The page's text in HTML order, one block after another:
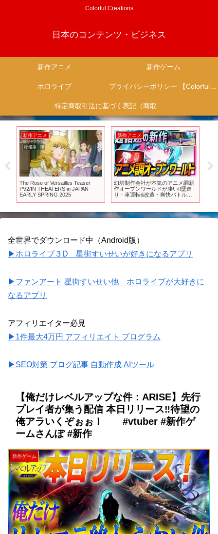
Colorful Creations
日本のコンテンツ・ビジネス
新作アニメ 新作ゲーム
ホロライブ プライバシーポリシー 【Colorful Creation】
特定商取引法に基づく表記（商取引に関する開示）
新作アニメ
The Rose of Versailles Teaser
PV2/IN THEATERS in JAPAN —
EARLY SPRING 2025
新作アニメ
幻塔制作会社が本気のアニメ調新
作オープンワールドが凄い!!壁走
り・車運転&改造・爽快バトル・
ゲ
全世界でダウンロード中（Android版）
▶ホロライブ３D 星街すいせいが好きになるアプリ
▶ファンアート 星街すいせい他 ホロライブが大好きに
なるアプリ
アフィリエイター必見
▶1件最大4万円 アフィリエイト プログラム
▶SEO対策 ブログ記事 自動作成 AIツール
【俺だけレベルアップな件：ARISE】先行
プレイ者が集う配信 本日リリース‼️待望の
俺アラいくぞぉぉ！ #vtuber #新作ゲ
ームさんぽ #新作
新作ゲーム